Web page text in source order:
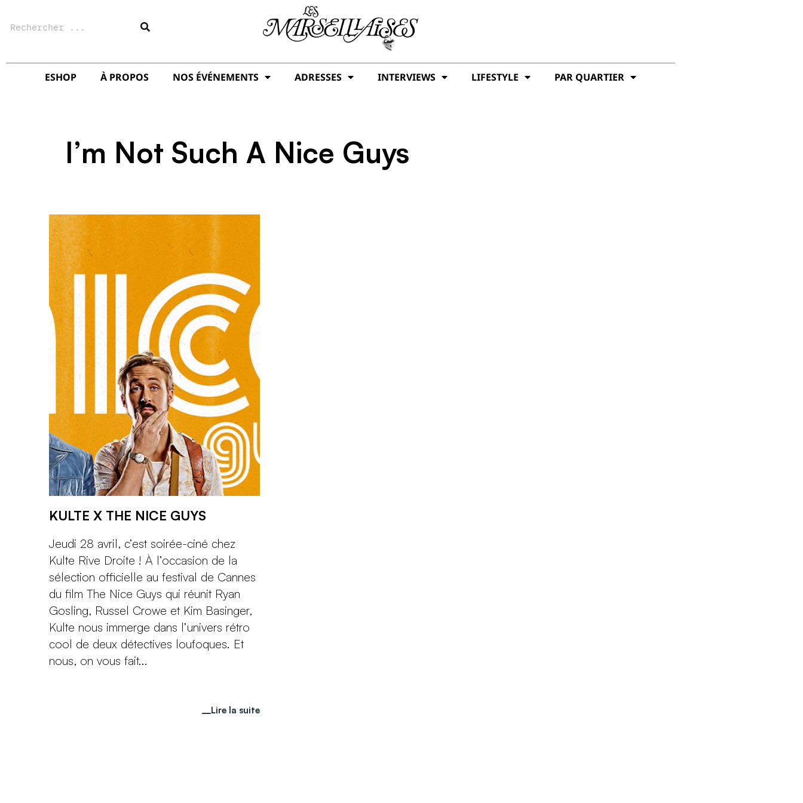
ESHOP À PROPOS NOS ÉVÉNEMENTS ADRESSES INTERVIEWS LIFESTYLE PAR QUARTIER
I’m Not Such A Nice Guys
KULTE X THE NICE GUYS
Jeudi 28 avril, c’est soirée-ciné chez
Kulte Rive Droite ! À l’occasion de la
sélection officielle au festival de Cannes
du film The Nice Guys qui réunit Ryan
Gosling, Russel Crowe et Kim Basinger,
Kulte nous immerge dans l’univers rétro
cool de deux détectives loufoques. Et
nous, on vous fait...
Lire la suite